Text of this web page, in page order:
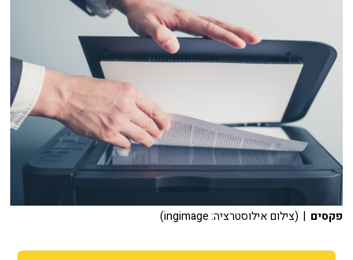
פקסים | (צילום אילוסטרציה: ingimage)